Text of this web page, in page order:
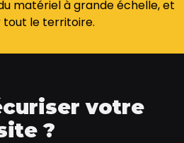
matériel à grande échelle, et
tout le territoire.
votre
?